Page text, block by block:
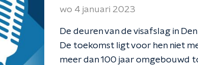
wo 4 januari 2023
De deuren van de visafslag in
De toekomst ligt voor hen niet
meer dan 100 jaar omgebouwd